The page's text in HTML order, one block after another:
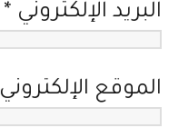
البريد الإلكتروني *
الموقع الإلكتروني